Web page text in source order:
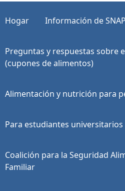
Hogar Información de SNAP
Preguntas y respuestas sobre
(cupones de alimentos)
Alimentación y nutrición para
Para estudiantes universitarios
Coalición para la Seguridad
Familiar